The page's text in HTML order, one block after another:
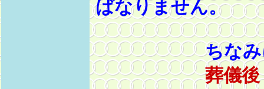
ばなりません。
ちなみに、
葬儀